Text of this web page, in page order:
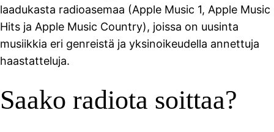
laadukasta radioasemaa (Apple Music 1, Apple Music
Hits ja Apple Music Country), joissa on uusinta
musiikkia eri genreistä ja yksinoikeudella annettuja
haastatteluja.
Saako radiota soittaa?